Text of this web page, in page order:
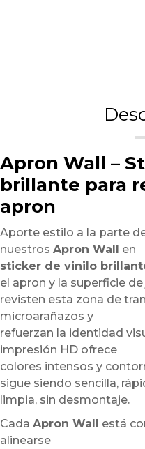
Apron Wall –
brillante para
apron
Aporte estilo a la parte
nuestros Apron Wall en
sticker de vinilo
el apron y la superficie
revisten esta zona de
microarañazos y
refuerzan la identidad
impresión HD ofrece
colores intensos y
sigue siendo sencilla,
limpia, sin desmontaje.
Cada Apron Wall está
alinearse